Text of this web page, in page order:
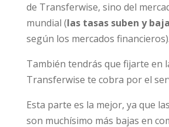
de Transferwise, sino del
mundial (las tasas suben y
según los mercados financieros).
También tendrás que fijarte en
Transferwise te cobra por el
Esta parte es la mejor, ya que
son muchísimo más bajas en